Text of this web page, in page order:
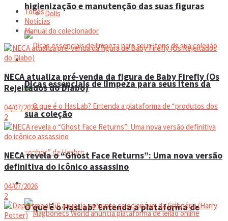
Dolls
Manual do colecionador
O que é o HasLab? Entenda a plataforma de
higienização e manutenção das suas figuras
Dicas essenciais de limpeza para seus itens da
sua coleção
Espaço do colecionador
Eventos
Todos
Notícias
Manual do colecionador
NECA atualiza pré-venda da figura de Baby Firefly (Os
Rejeitados do Diabo)
04/07/2026
2
NECA revela o “Ghost Face Returns”: Uma nova versão
definitiva do icônico assassino
04/07/2026
2